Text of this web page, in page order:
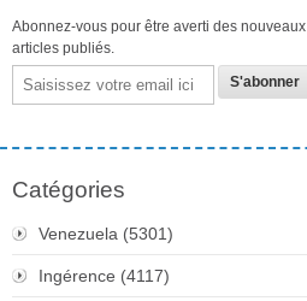
Abonnez-vous pour être averti des nouveaux
articles publiés.
Email
Catégories
Venezuela (5301)
Ingérence (4117)